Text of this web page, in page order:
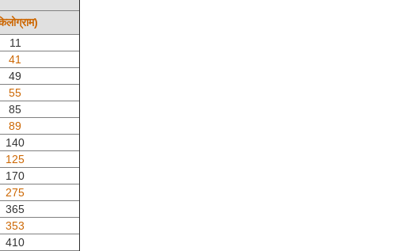
11
41
49
55
85
89
140
125
170
275
365
353
410